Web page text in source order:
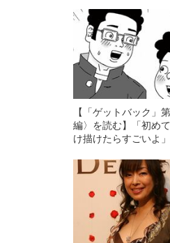
【「ゲットバック」
編〉を読む】「初め
け描けたらすごいよ」
デビューできるかも!?